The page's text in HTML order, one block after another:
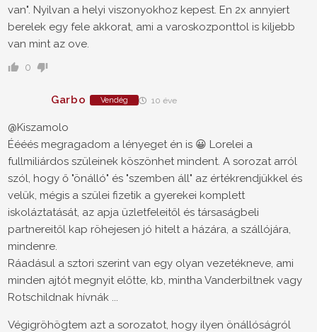
van". Nyilvan a helyi viszonyokhoz kepest. En 2x annyiert
berelek egy fele akkorat, ami a varoskozponttol is kiljebb
van mint az ove.
0
Garbo Vendég 10 éve
@Kiszamolo
Éééés megragadom a lényeget én is 😀 Lorelei a
fullmiliárdos szüleinek köszönhet mindent. A sorozat arról
szól, hogy ő "önálló" és "szemben áll" az értékrendjükkel és
velük, mégis a szülei fizetik a gyerekei komplett
iskoláztatását, az apja üzletfeleitől és társaságbeli
partnereitől kap röhejesen jó hitelt a házára, a szállójára,
mindenre.
Ráadásul a sztori szerint van egy olyan vezetékneve, ami
minden ajtót megnyit előtte, kb, mintha Vanderbiltnek vagy
Rotschildnak hívnák ...
Végigröhögtem azt a sorozatot, hogy ilyen önállóságról